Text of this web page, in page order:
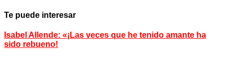
Te puede interesar
Isabel Allende: «¡Las veces que he tenido amante ha
sido rebueno!